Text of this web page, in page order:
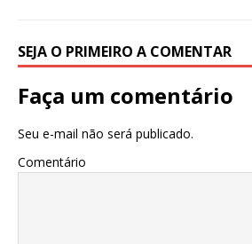
k r
SEJA O PRIMEIRO A COMENTAR
Faça um comentário
Seu e-mail não será publicado.
Comentário